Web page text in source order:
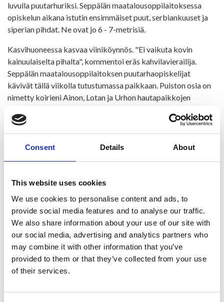
Consent Details About
This website uses cookies
We use cookies to personalise content and ads, to
provide social media features and to analyse our traffic.
We also share information about your use of our site with
our social media, advertising and analytics partners who
may combine it with other information that you’ve
provided to them or that they’ve collected from your use
of their services.
luvulla puutarhuriksi. Seppälän maatalousoppilaitoksessa
opiskelun aikana istutin ensimmäiset puut, serbiankuuset ja
siperian pihdat. Ne ovat jo 6 - 7-metrisiä.
Kasvihuoneessa kasvaa viiniköynnös. "Ei vaikuta kovin
kainuulaiselta pihalta", kommentoi eräs kahvilavierailija.
Seppälän maatalousoppilaitoksen puutarhaopiskelijat
kävivät tällä viikolla tutustumassa paikkaan. Puiston osia on
nimetty koirieni Ainon, Lotan ja Urhon hautapaikkojen
hautausmaalla puutarhurina.
taidenäyttely, jonka puran ensi keskiviikkona. Työt siirtyvät
tällöin heinäkuuksi taidekahvilaani, joka on Kuusamonkylässä